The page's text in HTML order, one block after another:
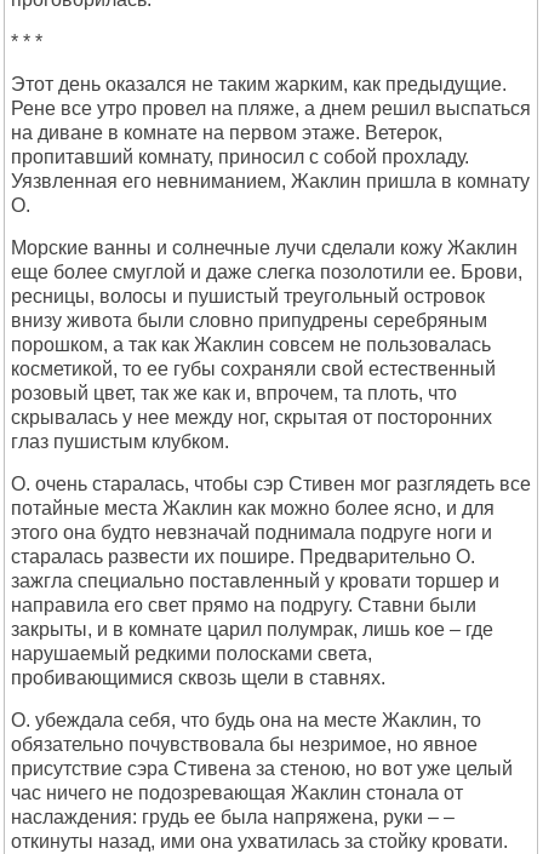
* * *
Этот день оказался не таким жарким, как предыдущие.
Рене все утро провел на пляже, а днем решил выспаться
на диване в комнате на первом этаже. Ветерок,
пропитавший комнату, приносил с собой прохладу.
Уязвленная его невниманием, Жаклин пришла в комнату
О.
Морские ванны и солнечные лучи сделали кожу Жаклин
еще более смуглой и даже слегка позолотили ее. Брови,
ресницы, волосы и пушистый треугольный островок
внизу живота были словно припудрены серебряным
порошком, а так как Жаклин совсем не пользовалась
косметикой, то ее губы сохраняли свой естественный
розовый цвет, так же как и, впрочем, та плоть, что
скрывалась у нее между ног, скрытая от посторонних
глаз пушистым клубком.
О. очень старалась, чтобы сэр Стивен мог разглядеть все
потайные места Жаклин как можно более ясно, и для
этого она будто невзначай поднимала подруге ноги и
старалась развести их пошире. Предварительно О.
зажгла специально поставленный у кровати торшер и
направила его свет прямо на подругу. Ставни были
закрыты, и в комнате царил полумрак, лишь кое – где
нарушаемый редкими полосками света,
пробивающимися сквозь щели в ставнях.
О. убеждала себя, что будь она на месте Жаклин, то
обязательно почувствовала бы незримое, но явное
присутствие сэра Стивена за стеною, но вот уже целый
час ничего не подозревающая Жаклин стонала от
наслаждения: грудь ее была напряжена, руки – –
откинуты назад, ими она ухватилась за стойку кровати.